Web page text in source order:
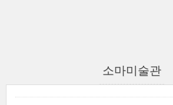
소마미술관